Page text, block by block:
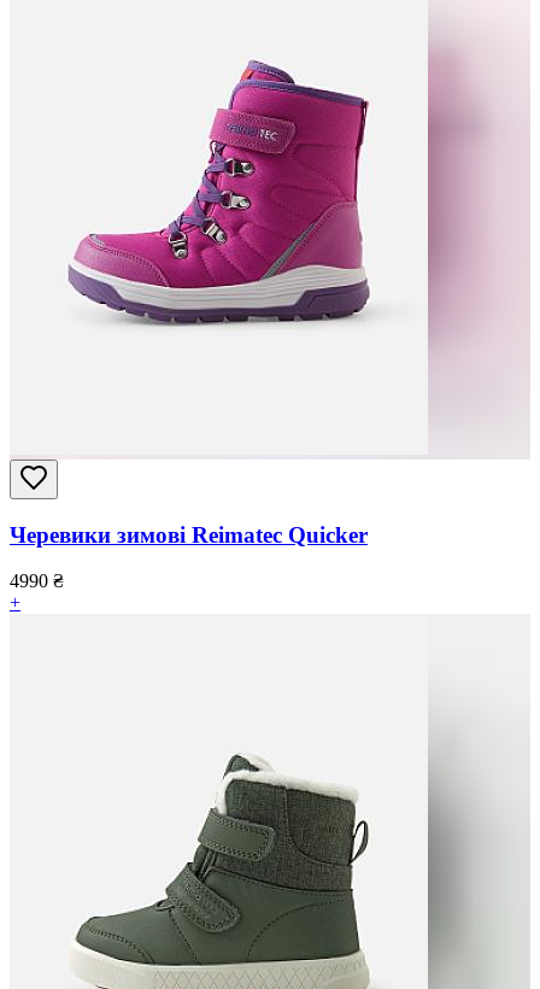
Черевики зимові Reimatec Quicker
4990 ₴
+